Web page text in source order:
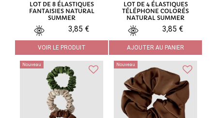
LOT DE 8 ÉLASTIQUES
FANTAISIES NATURAL
SUMMER
3,85 €
VOIR LE PRODUIT
LOT DE 4 ÉLASTIQUES
TÉLÉPHONE COLORÉS
NATURAL SUMMER
3,85 €
AJOUTER AU PANIER
Nouveau Nouveau